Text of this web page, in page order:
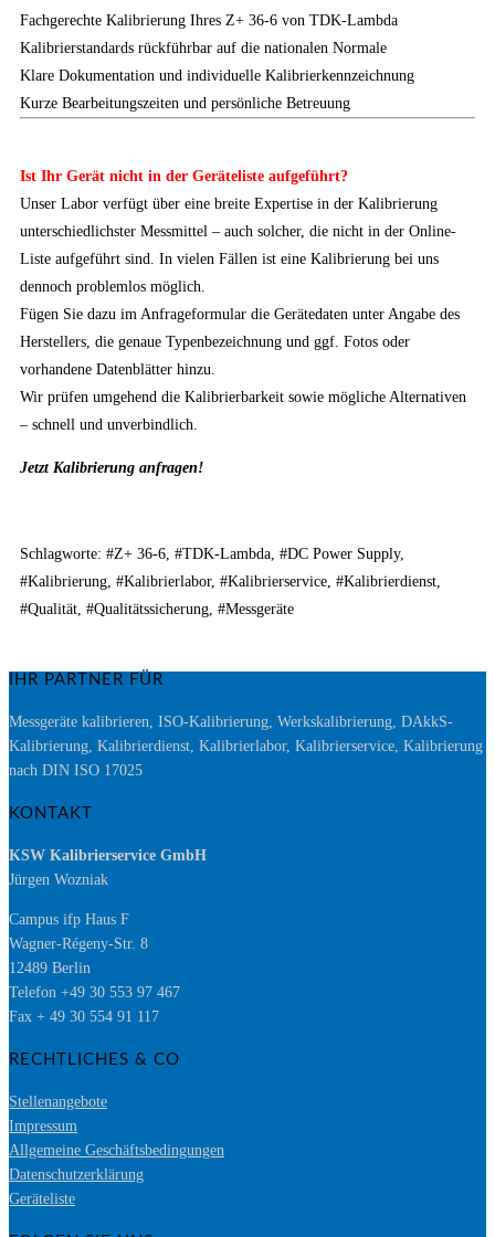
Fachgerechte Kalibrierung Ihres Z+ 36-6 von TDK-Lambda
Kalibrierstandards rückführbar auf die nationalen Normale
Klare Dokumentation und individuelle Kalibrierkennzeichnung
Kurze Bearbeitungszeiten und persönliche Betreuung
Ist Ihr Gerät nicht in der Geräteliste aufgeführt?
Unser Labor verfügt über eine breite Expertise in der Kalibrierung
unterschiedlichster Messmittel – auch solcher, die nicht in der Online-
Liste aufgeführt sind. In vielen Fällen ist eine Kalibrierung bei uns
dennoch problemlos möglich.
Fügen Sie dazu im Anfrageformular die Gerätedaten unter Angabe des
Herstellers, die genaue Typenbezeichnung und ggf. Fotos oder
vorhandene Datenblätter hinzu.
Wir prüfen umgehend die Kalibrierbarkeit sowie mögliche Alternativen
– schnell und unverbindlich.
Jetzt Kalibrierung anfragen!
Schlagworte: #Z+ 36-6, #TDK-Lambda, #DC Power Supply,
#Kalibrierung, #Kalibrierlabor, #Kalibrierservice, #Kalibrierdienst,
#Qualität, #Qualitätssicherung, #Messgeräte
IHR PARTNER FÜR
Messgeräte kalibrieren, ISO-Kalibrierung, Werkskalibrierung, DAkkS-
Kalibrierung, Kalibrierdienst, Kalibrierlabor, Kalibrierservice, Kalibrierung
nach DIN ISO 17025
KONTAKT
KSW Kalibrierservice GmbH
Jürgen Wozniak
Campus ifp Haus F
Wagner-Régeny-Str. 8
12489 Berlin
Telefon +49 30 553 97 467
Fax + 49 30 554 91 117
RECHTLICHES & CO
Stellenangebote
Impressum
Allgemeine Geschäftsbedingungen
Datenschutzerklärung
Geräteliste